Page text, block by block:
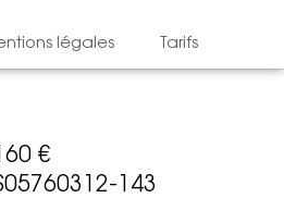
légales tarifs
€
143